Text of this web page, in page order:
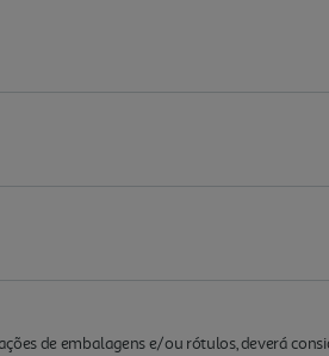
de embalagens e/ou rótulos, deverá